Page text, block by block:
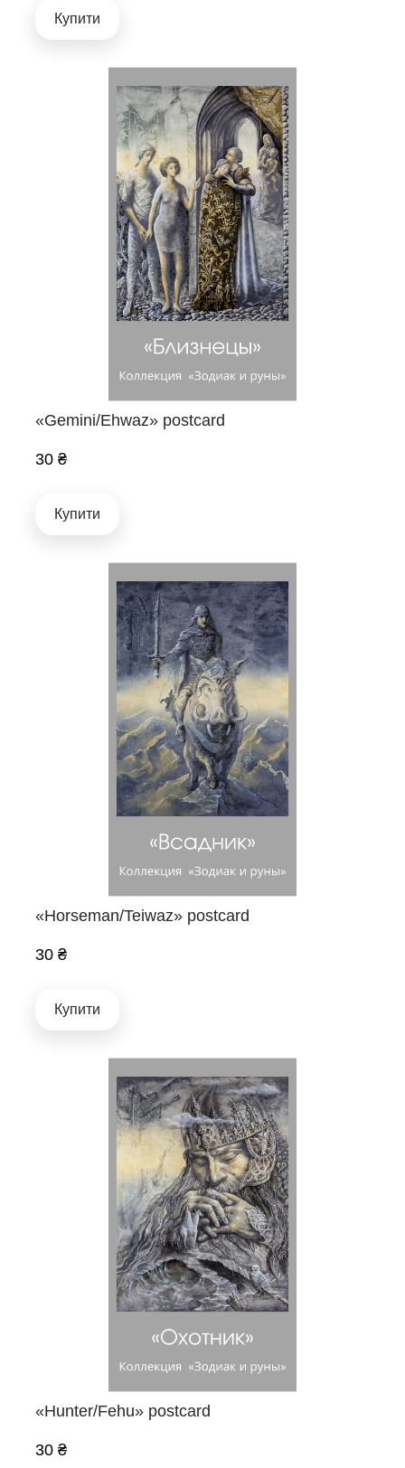
Купити
«Gemini/Ehwaz» postcard
30 ₴
Купити
«Horseman/Teiwaz» postcard
30 ₴
Купити
«Hunter/Fehu» postcard
30 ₴